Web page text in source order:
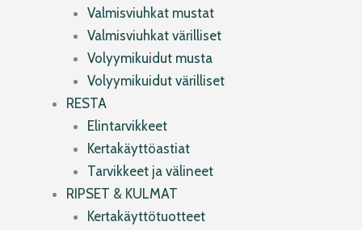
Valmisviuhkat mustat
Valmisviuhkat värilliset
Volyymikuidut musta
Volyymikuidut värilliset
RESTA
Elintarvikkeet
Kertakäyttöastiat
Tarvikkeet ja välineet
RIPSET & KULMAT
Kertakäyttötuotteet